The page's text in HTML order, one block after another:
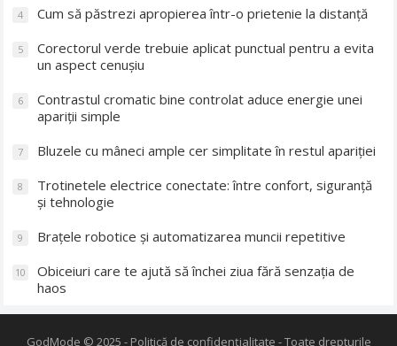
4 Cum să păstrezi apropierea într-o prietenie la distanță
5
Corectorul verde trebuie aplicat punctual pentru a evita
un aspect cenușiu
6
Contrastul cromatic bine controlat aduce energie unei
apariții simple
7 Bluzele cu mâneci ample cer simplitate în restul apariției
8
Trotinetele electrice conectate: între confort, siguranță
și tehnologie
9 Brațele robotice și automatizarea muncii repetitive
10
Obiceiuri care te ajută să închei ziua fără senzația de
haos
GodMode © 2025 - Politică de confidențialitate - Toate drepturile